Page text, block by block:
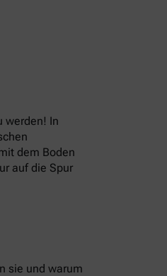
werden! In
dem Boden
auf die Spur
sie und warum